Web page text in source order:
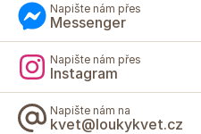
Napište nám přes
Messenger
Napište nám přes
Instagram
Napište nám na
kvet@loukykvet.cz